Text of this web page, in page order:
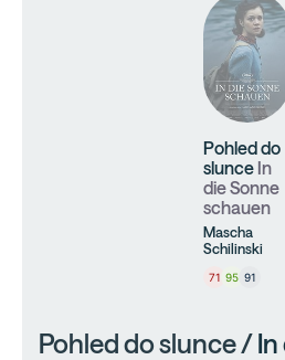
Pohled do
slunce In
die Sonne
schauen
Mascha
Schilinski
71 95 91
Pohled do slunce /